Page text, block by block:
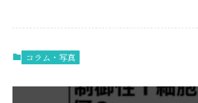
コラム・写真